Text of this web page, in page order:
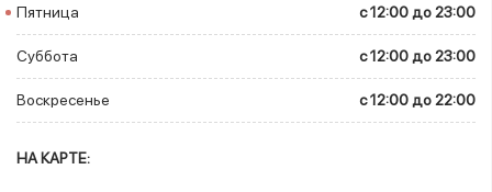
Пятница c 12:00 до 23:00
Суббота c 12:00 до 23:00
Воскресенье c 12:00 до 22:00
НА КАРТЕ: